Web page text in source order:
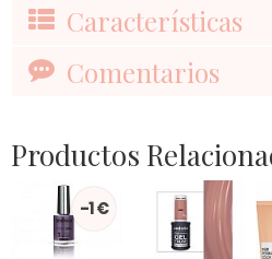
Características
Comentarios
Productos
-1 €